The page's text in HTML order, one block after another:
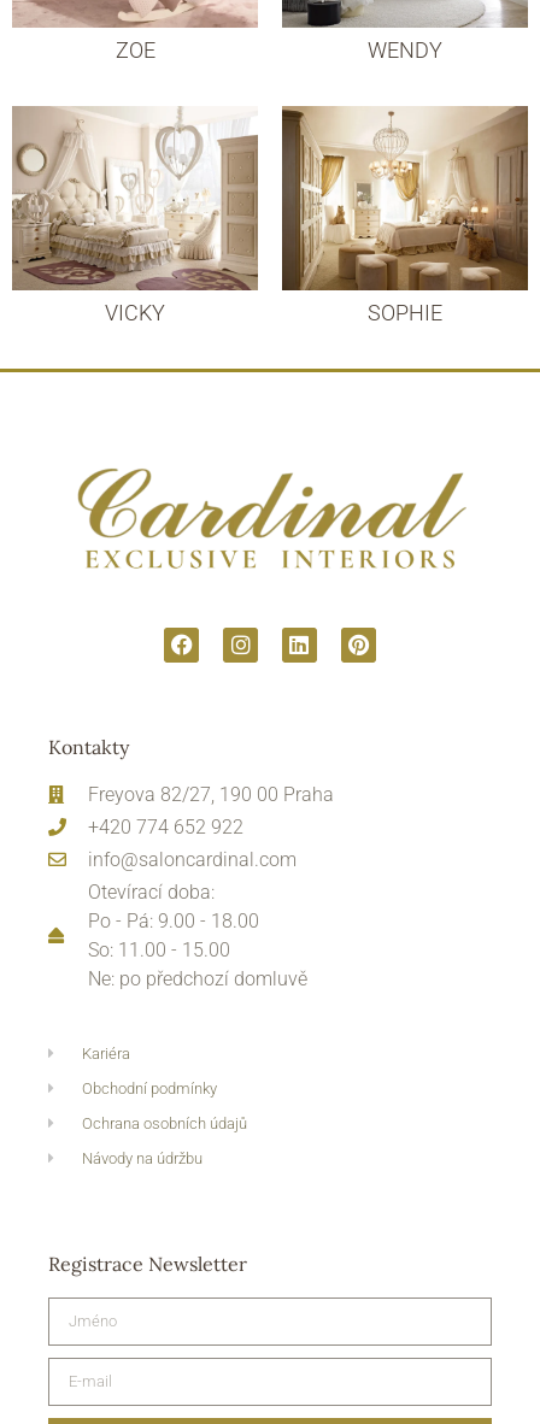
ZOE WENDY
VICKY SOPHIE
Kontakty
Freyova 82/27, 190 00 Praha
+420 774 652 922
info@saloncardinal.com
Otevírací doba:
Po - Pá: 9.00 - 18.00
So: 11.00 - 15.00
Ne: po předchozí domluvě
Kariéra
Obchodní podmínky
Ochrana osobních údajů
Návody na údržbu
Registrace Newsletter